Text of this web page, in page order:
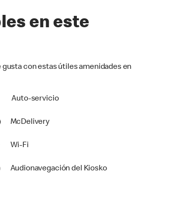
en este
con estas útiles amenidades en
Auto-servicio
McDelivery
Wi-Fi
Audionavegación del Kiosko